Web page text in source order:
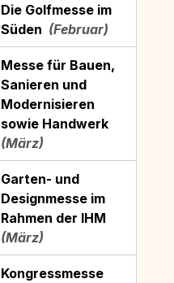
Die Golfmesse im
Süden (Februar)
Messe für Bauen,
Sanieren und
Modernisieren
sowie Handwerk
(März)
Garten- und
Designmesse im
Rahmen der IHM
(März)
Kongressmesse